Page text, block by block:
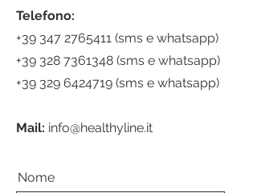
Telefono:
+39 347 2765411 (sms e whatsapp)
+39 328 7361348 (sms e whatsapp)
+39 329 6424719 (sms e whatsapp)
Mail: info@healthyline.it
Nome